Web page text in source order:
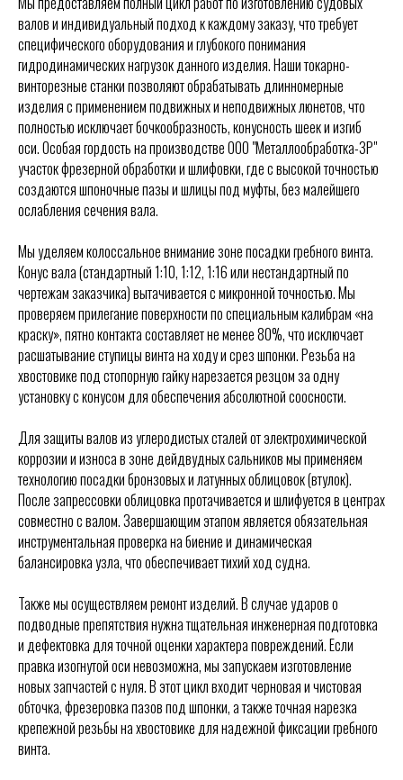
валов и индивидуальный подход к каждому заказу, что требует
специфического оборудования и глубокого понимания
гидродинамических нагрузок данного изделия. Наши токарно-
винторезные станки позволяют обрабатывать длинномерные
изделия с применением подвижных и неподвижных люнетов, что
полностью исключает бочкообразность, конусность шеек и изгиб
оси. Особая гордость на производстве ООО "Металлообработка-ЗР"
участок фрезерной обработки и шлифовки, где с высокой точностью
создаются шпоночные пазы и шлицы под муфты, без малейшего
ослабления сечения вала.
Мы уделяем колоссальное внимание зоне посадки гребного винта.
Конус вала (стандартный 1:10, 1:12, 1:16 или нестандартный по
чертежам заказчика) вытачивается с микронной точностью. Мы
проверяем прилегание поверхности по специальным калибрам «на
краску», пятно контакта составляет не менее 80%, что исключает
расшатывание ступицы винта на ходу и срез шпонки. Резьба на
хвостовике под стопорную гайку нарезается резцом за одну
установку с конусом для обеспечения абсолютной соосности.
Для защиты валов из углеродистых сталей от электрохимической
коррозии и износа в зоне дейдвудных сальников мы применяем
технологию посадки бронзовых и латунных облицовок (втулок).
После запрессовки облицовка протачивается и шлифуется в центрах
совместно с валом. Завершающим этапом является обязательная
инструментальная проверка на биение и динамическая
балансировка узла, что обеспечивает тихий ход судна.
Также мы осуществляем ремонт изделий. В случае ударов о
подводные препятствия нужна тщательная инженерная подготовка
и дефектовка для точной оценки характера повреждений. Если
правка изогнутой оси невозможна, мы запускаем изготовление
новых запчастей с нуля. В этот цикл входит черновая и чистовая
обточка, фрезеровка пазов под шпонки, а также точная нарезка
крепежной резьбы на хвостовике для надежной фиксации гребного
винта.